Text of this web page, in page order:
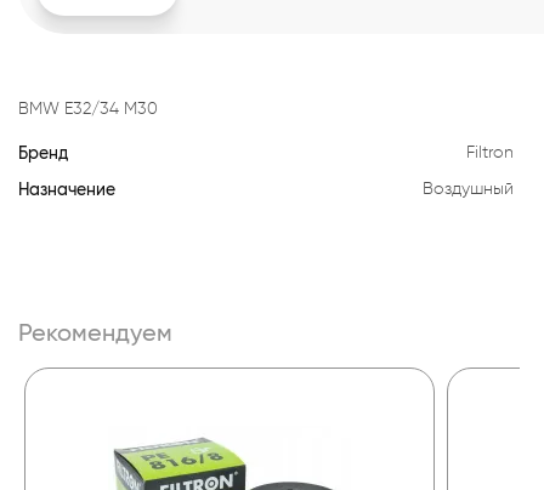
BMW E32/34 M30
Бренд Filtron
Назначение Воздушный
Рекомендуем